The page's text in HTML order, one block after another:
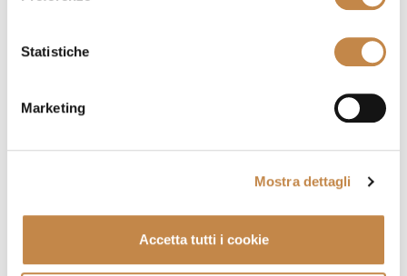
Statistiche
Marketing
Mostra dettagli
Accetta tutti i cookie